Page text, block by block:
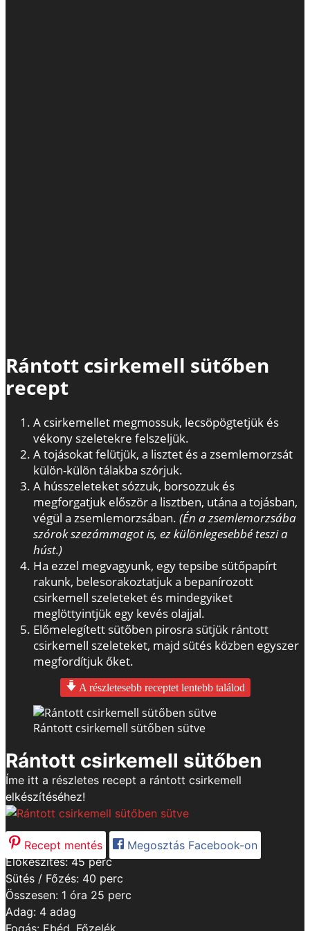
Rántott csirkemell sütőben
recept
A csirkemellet megmossuk, lecsöpögtetjük és
vékony szeletekre felszeljük.
A tojásokat felütjük, a lisztet és a zsemlemorzsát
külön-külön tálakba szórjuk.
A hússzeleteket sózzuk, borsozzuk és
megforgatjuk először a lisztben, utána a tojásban,
végül a zsemlemorzsában. (Én a zsemlemorzsába
szórok szezámmagot is, ez különlegesebbé teszi a
húst.)
Ha ezzel megvagyunk, egy tepsibe sütőpapírt
rakunk, belesorakoztatjuk a bepanírozott
csirkemell szeleteket és mindegyiket
meglöttyintjük egy kevés olajjal.
Előmelegített sütőben pirosra sütjük rántott
csirkemell szeleteket, majd sütés közben egyszer
megfordítjuk őket.
A részletesebb receptet lentebb találod
Rántott csirkemell sütőben sütve
Rántott csirkemell sütőben
Íme itt a részletes recept a rántott csirkemell
elkészítéséhez!
Recept mentés
Megosztás Facebook-on
Előkészítés:45minutes
perc
Sütés / Főzés: 40 minutes
perc
Összesen: 1 hour
óra 25 minutes
perc
Adag: 4 adag